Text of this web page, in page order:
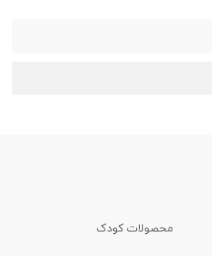
محصولات کودک